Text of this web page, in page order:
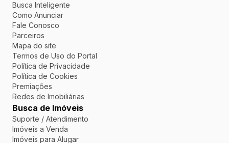
Busca Inteligente
Como Anunciar
Fale Conosco
Parceiros
Mapa do site
Termos de Uso do Portal
Política de Privacidade
Política de Cookies
Premiações
Redes de Imobiliárias
Busca de Imóveis
Suporte / Atendimento
Imóveis a Venda
Imóveis para Alugar